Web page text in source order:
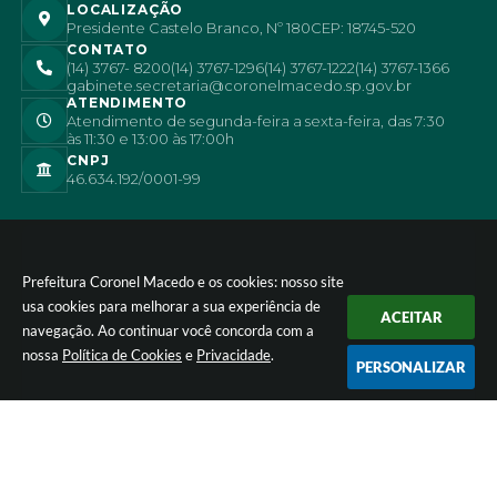
Prefeitura Coronel Macedo e os cookies: nosso site
usa cookies para melhorar a sua experiência de
navegação. Ao continuar você concorda com a
nossa Política de Cookies e Privacidade.
ACEITAR
PERSONALIZAR
LOCALIZAÇÃO
Presidente Castelo Branco, Nº 180CEP: 18745-520
CONTATO
(14) 3767- 8200(14) 3767-1296(14) 3767-1222(14) 3767-1366
gabinete.secretaria@coronelmacedo.sp.gov.br
ATENDIMENTO
Atendimento de segunda-feira a sexta-feira, das 7:30
às 11:30 e 13:00 às 17:00h
CNPJ
46.634.192/0001-99